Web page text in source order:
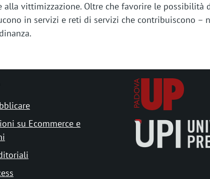
alla vittimizzazione. Oltre che favorire le possibilità
in servizi e reti di servizi che contribuiscono –
su Ecommerce e